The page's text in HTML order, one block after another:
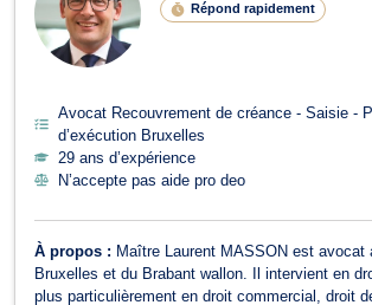
Répond rapidement
Avocat Recouvrement de créance - Saisie -
d’exécution Bruxelles
29 ans d’expérience
N’accepte pas aide pro deo
À propos : Maître Laurent MASSON est avocat
Bruxelles et du Brabant wallon. Il intervient en
plus particulièrement en droit commercial, droit